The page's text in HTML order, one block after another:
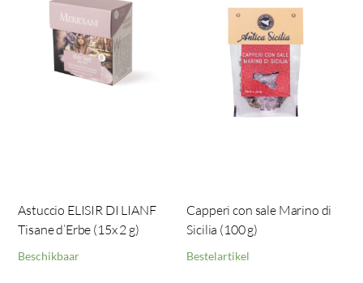
Astuccio ELISIR DI LIANF
Tisane d’Erbe (15x 2 g)
Beschikbaar
Capperi con sale Marino di
Sicilia (100 g)
Bestelartikel